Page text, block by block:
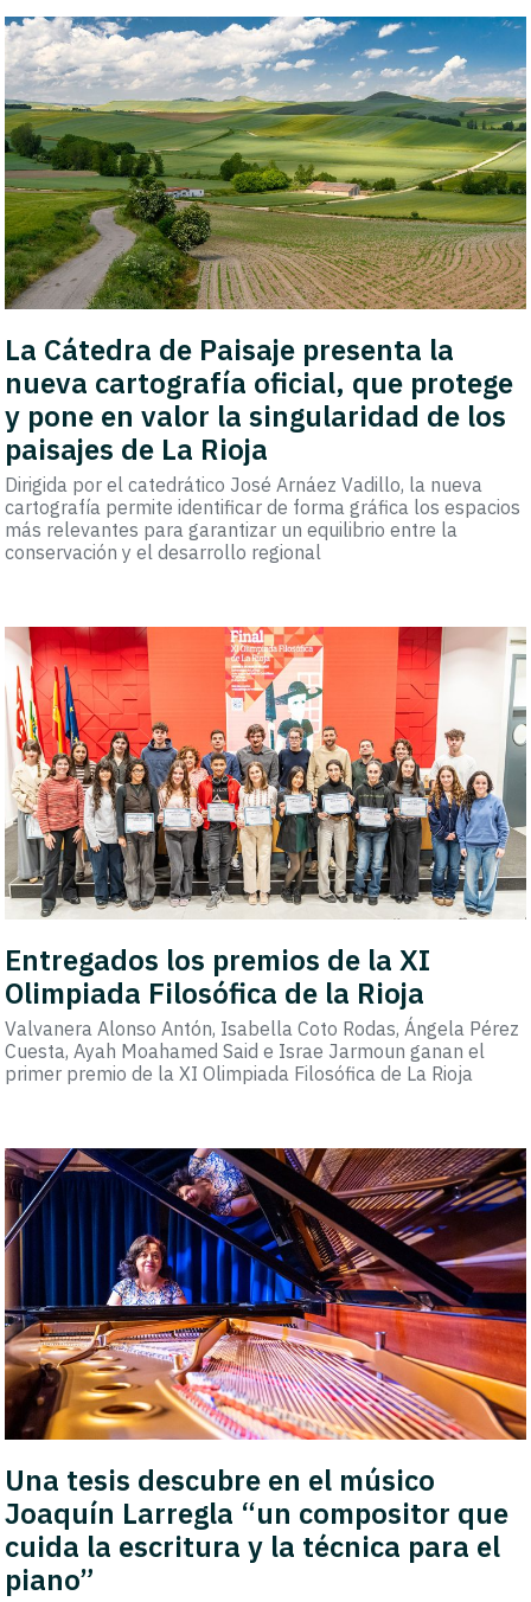
La Cátedra de Paisaje presenta la
nueva cartografía oficial, que protege
y pone en valor la singularidad de los
paisajes de La Rioja
Dirigida por el catedrático José Arnáez Vadillo, la nueva
cartografía permite identificar de forma gráfica los espacios
más relevantes para garantizar un equilibrio entre la
conservación y el desarrollo regional
Entregados los premios de la XI
Olimpiada Filosófica de la Rioja
Valvanera Alonso Antón, Isabella Coto Rodas, Ángela Pérez
Cuesta, Ayah Moahamed Said e Israe Jarmoun ganan el
primer premio de la XI Olimpiada Filosófica de La Rioja
Una tesis descubre en el músico
Joaquín Larregla “un compositor que
cuida la escritura y la técnica para el
piano”